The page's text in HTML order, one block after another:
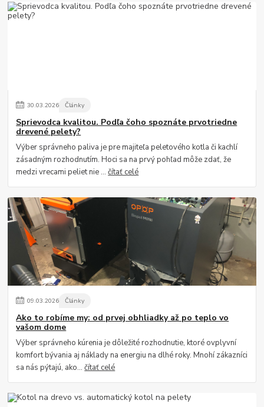
30.03.2026 Články
Sprievodca kvalitou. Podľa čoho spoznáte prvotriedne
drevené pelety?
Výber správneho paliva je pre majiteľa peletového kotla či kachlí
zásadným rozhodnutím. Hoci sa na prvý pohľad môže zdať, že
medzi vrecami peliet nie ...čítať celé
09.03.2026 Články
Ako to robíme my: od prvej obhliadky až po teplo vo
vašom dome
Výber správneho kúrenia je dôležité rozhodnutie, ktoré ovplyvní
komfort bývania aj náklady na energiu na dlhé roky. Mnohí zákazníci
sa nás pýtajú, ako...čítať celé